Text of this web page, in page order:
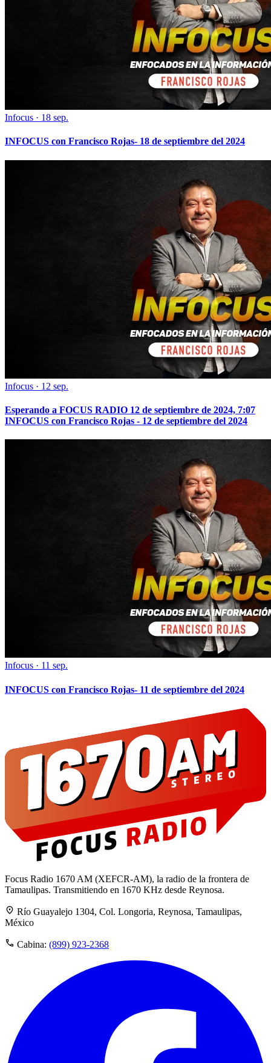
Infocus · 18 sep.
INFOCUS con Francisco Rojas- 18 de septiembre del 2024
Infocus · 12 sep.
Esperando a FOCUS RADIO 12 de septiembre de 2024, 7:07
INFOCUS con Francisco Rojas - 12 de septiembre del 2024
Infocus · 11 sep.
INFOCUS con Francisco Rojas- 11 de septiembre del 2024
Focus Radio 1670 AM (XEFCR-AM), la radio de la frontera de
Tamaulipas. Transmitiendo en 1670 KHz desde Reynosa.
Río Guayalejo 1304, Col. Longoria, Reynosa, Tamaulipas,
México
Cabina: (899) 923-2368